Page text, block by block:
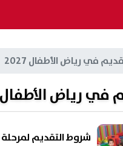
في رياض الأطفال 2027
رياض الأطفال 2027
شروط التقديم لمرحلة رياض